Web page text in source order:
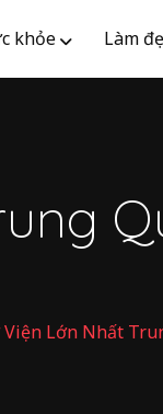
khỏe Làm
Lớn Nhất